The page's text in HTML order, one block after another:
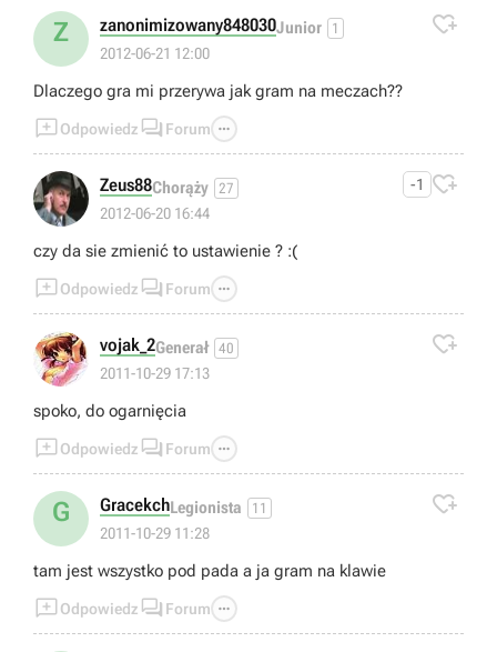
Z zanonimizowany848030Junior 1
2012-06-21 12:00

Dlaczego gra mi przerywa jak gram na meczach??
Odpowiedz  Forum 
Zeus88Chorąży 27
2012-06-20 16:44
-1 
czy da sie zmienić to ustawienie ? :(
Odpowiedz  Forum 
vojak_2Generał 40
2011-10-29 17:13

spoko, do ogarnięcia
Odpowiedz  Forum 
G GracekchLegionista 11
2011-10-29 11:28

tam jest wszystko pod pada a ja gram na klawie
Odpowiedz  Forum 